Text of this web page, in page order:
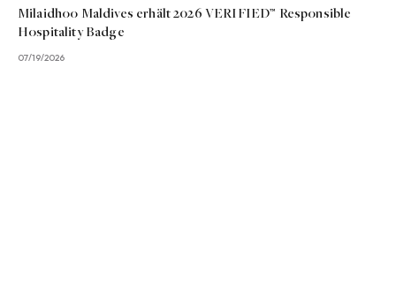
Milaidhoo Maldives erhält 2026 VERIFIED™ Responsible
Hospitality Badge
07/19/2026